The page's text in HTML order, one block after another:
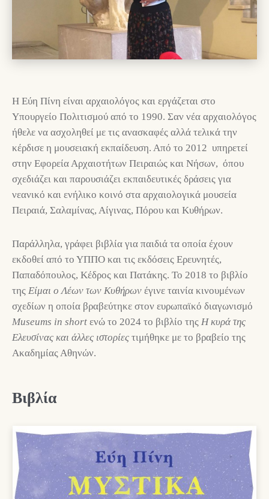
Η Εύη Πίνη είναι αρχαιολόγος και εργάζεται στο
Υπουργείο Πολιτισμού από το 1990. Σαν νέα αρχαιολόγος
ήθελε να ασχοληθεί με τις ανασκαφές αλλά τελικά την
κέρδισε η μουσειακή εκπαίδευση. Από το 2012 υπηρετεί
στην Εφορεία Αρχαιοτήτων Πειραιώς και Νήσων, όπου
σχεδιάζει και παρουσιάζει εκπαιδευτικές δράσεις για
νεανικό και ενήλικο κοινό στα αρχαιολογικά μουσεία
Πειραιά, Σαλαμίνας, Αίγινας, Πόρου και Κυθήρων.
Παράλληλα, γράφει βιβλία για παιδιά τα οποία έχουν
εκδοθεί από το ΥΠΠΟ και τις εκδόσεις Ερευνητές,
Παπαδόπουλος, Κέδρος και Πατάκης. Το 2018 το βιβλίο
της Είμαι ο Λέων των Κυθήρων έγινε ταινία κινουμένων
σχεδίων η οποία βραβεύτηκε στον ευρωπαϊκό διαγωνισμό
Museums in short ενώ το 2024 το βιβλίο της Η κυρά της
Ελευσίνας και άλλες ιστορίες τιμήθηκε με το βραβείο της
Ακαδημίας Αθηνών.
Βιβλία